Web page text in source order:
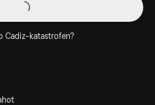
Cadiz-katastrofen?